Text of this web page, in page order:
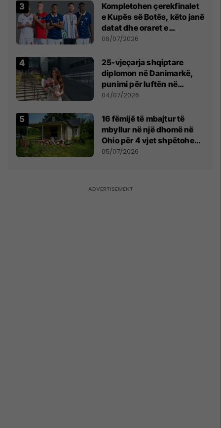
Kompletohen çerekfinalet
e Kupës së Botës, këto janë
datat dhe oraret e
ndeshjeve
08/07/2026
25-vjeçarja shqiptare
diplomon në Danimarkë,
punimi për luftën në
Kosovë vlerësohet me
04/07/2026
16 fëmijë të mbajtur të
mbyllur në një dhomë në
Ohio për 4 vjet shpëtohen -
tani ata i pret një sfidë e
05/07/2026